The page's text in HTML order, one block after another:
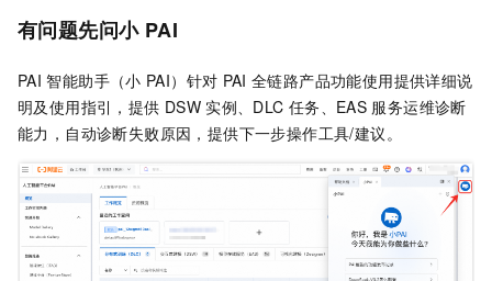
有问题先问小 PAI
PAI 智能助手（小 PAI）针对 PAI 全链路产品功能使用提供详细说
明及使用指引，提供 DSW 实例、DLC 任务、EAS 服务运维诊断
能力，自动诊断失败原因，提供下一步操作工具/建议。